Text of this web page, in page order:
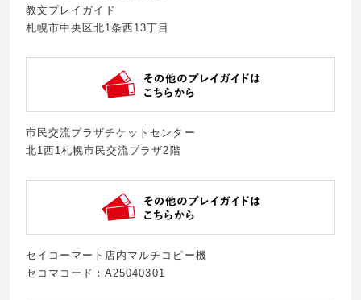
教文プレイガイド
札幌市中央区北1条西13丁目
市民交流プラザチケットセンター
北1西1札幌市民交流プラザ2階
セイコーマート店内マルチコピー機
セコマコード：A25040301